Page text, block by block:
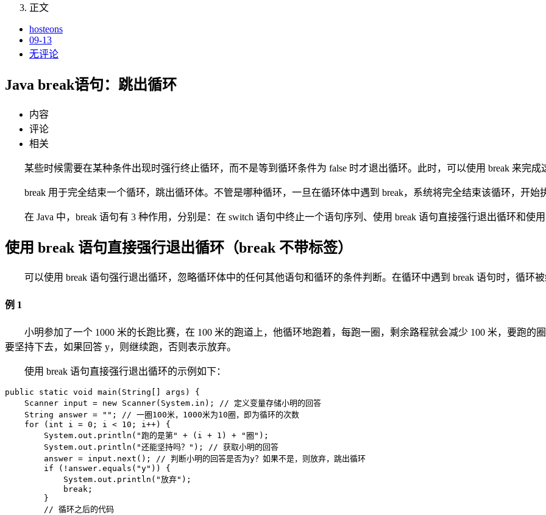
正文
hosteons
09-13
无评论
Java break语句：跳出循环
内容
评论
相关
某些时候需要在某种条件出现时强行终止循环，而不是等到循环条件为 false 时才退出循环。此时，可以使用 break 来完成
break 用于完全结束一个循环，跳出循环体。不管是哪种循环，一旦在循环体中遇到 break，系统将完全结束该循环，开始
在 Java 中，break 语句有 3 种作用，分别是：在 switch 语句中终止一个语句序列、使用 break 语句直接强行退出循环和使用
使用 break 语句直接强行退出循环（break 不带标签）
可以使用 break 语句强行退出循环，忽略循环体中的任何其他语句和循环的条件判断。在循环中遇到 break 语句时，循环
例 1
小明参加了一个 1000 米的长跑比赛，在 100 米的跑道上，他循环地跑着，每跑一圈，剩余路程就会减少 100 米，要跑
要坚持下去，如果回答 y，则继续跑，否则表示放弃。
使用 break 语句直接强行退出循环的示例如下：
public static void main(String[] args) {
    Scanner input = new Scanner(System.in); // 定义变量存储小明的回答
    String answer = ""; // 一圈100米，1000米为10圈，即为循环的次数
    for (int i = 0; i < 10; i++) {
        System.out.println("跑的是第" + (i + 1) + "圈");
        System.out.println("还能坚持吗？"); // 获取小明的回答
        answer = input.next(); // 判断小明的回答是否为y？如果不是，则放弃，跳出循环
        if (!answer.equals("y")) {
            System.out.println("放弃");
            break;
        }
        // 循环之后的代码